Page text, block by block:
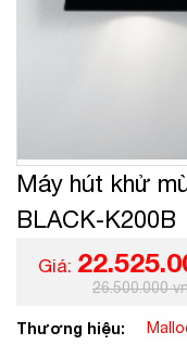
Máy hút khử
BLACK-K200B
Giá:
26.500.000
Thương hiệu: